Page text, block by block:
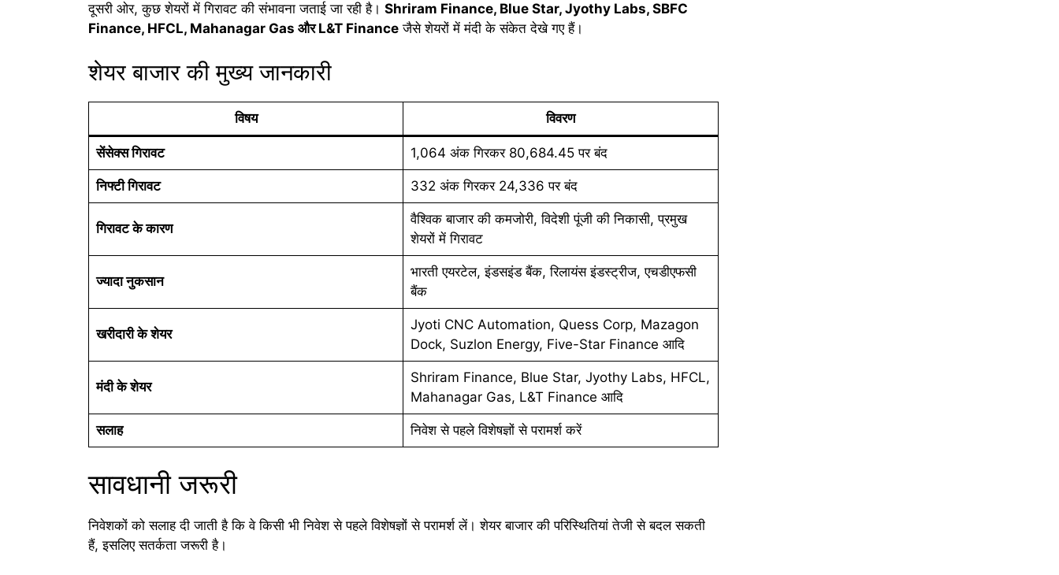
दूसरी ओर, कुछ शेयरों में गिरावट की संभावना जताई जा रही है। Shriram Finance, Blue Star, Jyothy Labs, SBFC
Finance, HFCL, Mahanagar Gas और L&T Finance जैसे शेयरों में मंदी के संकेत देखे गए हैं।
शेयर बाजार की मुख्य जानकारी
विषय विवरण
सेंसेक्स गिरावट 1,064 अंक गिरकर 80,684.45 पर बंद
निफ्टी गिरावट 332 अंक गिरकर 24,336 पर बंद
गिरावट के कारण
वैश्विक बाजार की कमजोरी, विदेशी पूंजी की निकासी, प्रमुख
शेयरों में गिरावट
ज्यादा नुकसान
भारती एयरटेल, इंडसइंड बैंक, रिलायंस इंडस्ट्रीज, एचडीएफसी
बैंक
खरीदारी के शेयर
Jyoti CNC Automation, Quess Corp, Mazagon
Dock, Suzlon Energy, Five-Star Finance आदि
मंदी के शेयर
Shriram Finance, Blue Star, Jyothy Labs, HFCL,
Mahanagar Gas, L&T Finance आदि
सलाह निवेश से पहले विशेषज्ञों से परामर्श करें
सावधानी जरूरी
निवेशकों को सलाह दी जाती है कि वे किसी भी निवेश से पहले विशेषज्ञों से परामर्श लें। शेयर बाजार की परिस्थितियां तेजी से बदल सकती
हैं, इसलिए सतर्कता जरूरी है।